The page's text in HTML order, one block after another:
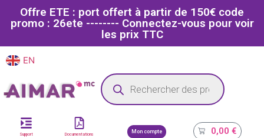
Offre ETE : port offert à partir de 150€ code
promo : 26ete -------- Connectez-vous pour voir
les prix TTC
EN
Site dédié aux professionnels de la santé
Support Documentations
Mon compte 0,00€